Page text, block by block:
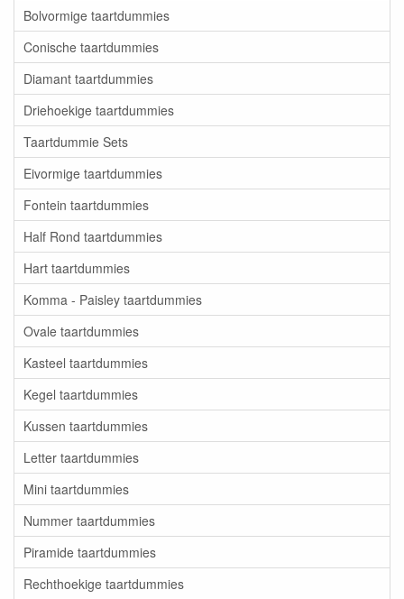
Bolvormige taartdummies
Conische taartdummies
Diamant taartdummies
Driehoekige taartdummies
Taartdummie Sets
Eivormige taartdummies
Fontein taartdummies
Half Rond taartdummies
Hart taartdummies
Komma - Paisley taartdummies
Ovale taartdummies
Kasteel taartdummies
Kegel taartdummies
Kussen taartdummies
Letter taartdummies
Mini taartdummies
Nummer taartdummies
Piramide taartdummies
Rechthoekige taartdummies